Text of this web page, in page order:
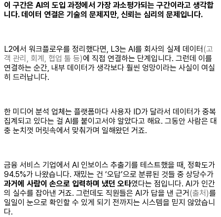
이 구간은 AI의 도입 과정에서 가장 과소평가되는 구간이라고 생각합
니다. 데이터 연결은 기술의 문제지만, 신뢰는 심리의 문제입니다.
L2에서 워크플로우를 정리했다면, L3는 AI를 회사의 실제 데이터 (고
객 관리, 회계, 협업 툴 등)에 직접 연결하는 단계입니다. 그런데 이를
연결하는 순간, 내부 데이터가 생각보다 훨씬 엉망이라는 사실이 여실
히 드러납니다.
한 미디어 분석 업체는 플랫폼마다 사용자 ID가 달라서 데이터가 중복
집계되고 있다는 걸 AI를 붙이고서야 알았다고 해요. 그동안 사람은 대
충 눈치껏 머릿속에서 맞춰가며 일해왔던 거죠.
금융 서비스 기업에서 AI 인보이스 추출기를 테스트했을 때, 정확도가
94.5%가 나왔습니다. 재밌는 건 ‘오답’으로 분류된 것들 중 상당수가
과거에 사람이 손으로 입력하며 냈던 오타였다는 점입니다. AI가 인간
의 실수를 잡아낸 거죠. 그런데도 직원들은 AI가 답을 낸 근거(출처)를
일일이 눈으로 확인할 수 있게 되기 전까지는 시스템을 믿지 않았습니
다.